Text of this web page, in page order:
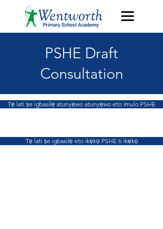
PSHE Draft
Consultation
Tẹ lati ṣe igbasilẹ atunyẹwo atunyẹwo eto imulo PSHE
Tẹ lati ṣe igbasilẹ eto ikẹkọ PSHE ti ikẹkọ